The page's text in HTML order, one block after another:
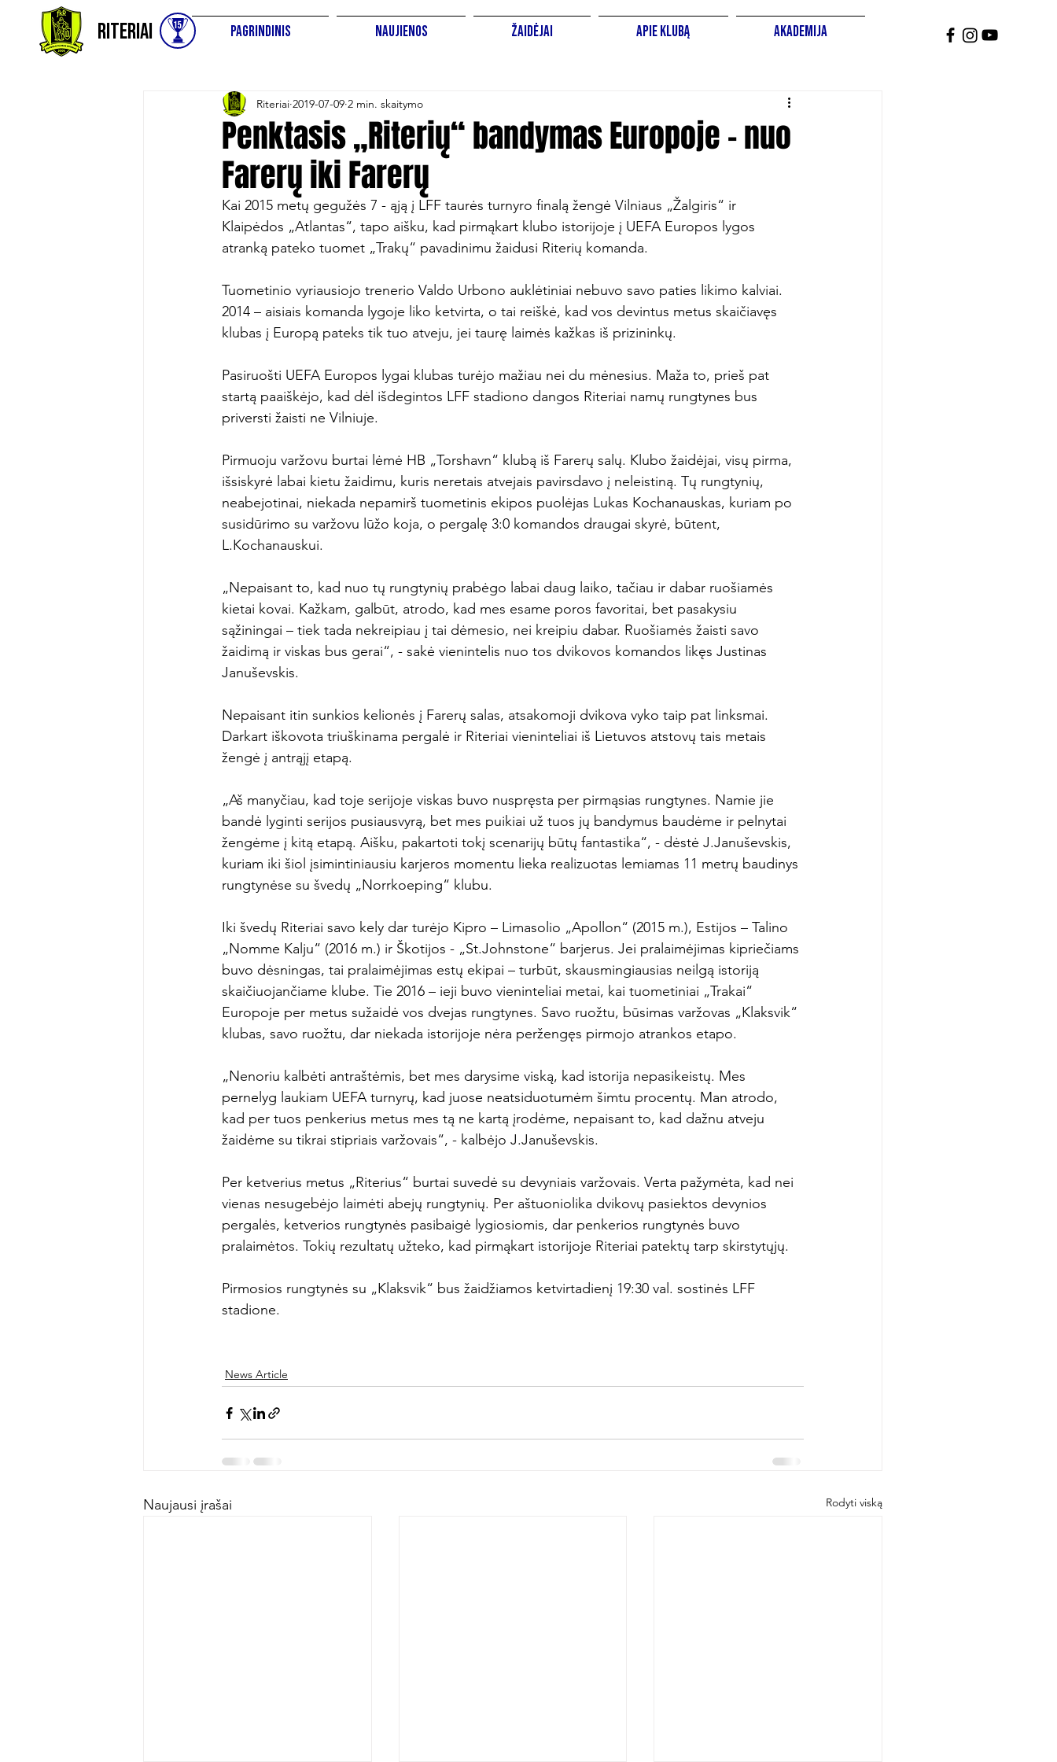
Riteriai Pagrindinis Naujienos Žaidėjai Apie Klubą Akademija
Penktasis „Riterių“ bandymas Europoje – nuo
Farerų iki Farerų
Riteriai 2019-07-09 2 min. skaitymo
Kai 2015 metų gegužės 7 - ąją į LFF taurės turnyro finalą žengė Vilniaus „Žalgiris“ ir
Klaipėdos „Atlantas“, tapo aišku, kad pirmąkart klubo istorijoje į UEFA Europos lygos
atranką pateko tuomet „Trakų“ pavadinimu žaidusi Riterių komanda.
Tuometinio vyriausiojo trenerio Valdo Urbono auklėtiniai nebuvo savo paties likimo kalviai.
2014 – aisiais komanda lygoje liko ketvirta, o tai reiškė, kad vos devintus metus skaičiavęs
klubas į Europą pateks tik tuo atveju, jei taurę laimės kažkas iš prizininkų.
Pasiruošti UEFA Europos lygai klubas turėjo mažiau nei du mėnesius. Maža to, prieš pat
startą paaiškėjo, kad dėl išdegintos LFF stadiono dangos Riteriai namų rungtynes bus
priversti žaisti ne Vilniuje.
Pirmuoju varžovu burtai lėmė HB „Torshavn“ klubą iš Farerų salų. Klubo žaidėjai, visų pirma,
išsiskyrė labai kietu žaidimu, kuris neretais atvejais pavirsdavo į neleistiną. Tų rungtynių,
neabejotinai, niekada nepamirš tuometinis ekipos puolėjas Lukas Kochanauskas, kuriam po
susidūrimo su varžovu lūžo koja, o pergalę 3:0 komandos draugai skyrė, būtent,
L.Kochanauskui.
„Nepaisant to, kad nuo tų rungtynių prabėgo labai daug laiko, tačiau ir dabar ruošiamės
kietai kovai. Kažkam, galbūt, atrodo, kad mes esame poros favoritai, bet pasakysiu
sąžiningai – tiek tada nekreipiau į tai dėmesio, nei kreipiu dabar. Ruošiamės žaisti savo
žaidimą ir viskas bus gerai“, - sakė vienintelis nuo tos dvikovos komandos likęs Justinas
Januševskis.
Nepaisant itin sunkios kelionės į Farerų salas, atsakomoji dvikova vyko taip pat linksmai.
Darkart iškovota triuškinama pergalė ir Riteriai vieninteliai iš Lietuvos atstovų tais metais
žengė į antrąjį etapą.
„Aš manyčiau, kad toje serijoje viskas buvo nuspręsta per pirmąsias rungtynes. Namie jie
bandė lyginti serijos pusiausvyrą, bet mes puikiai už tuos jų bandymus baudėme ir pelnytai
žengėme į kitą etapą. Aišku, pakartoti tokį scenarijų būtų fantastika“, - dėstė J.Januševskis,
kuriam iki šiol įsimintiniausiu karjeros momentu lieka realizuotas lemiamas 11 metrų baudinys
rungtynėse su švedų „Norrkoeping“ klubu.
Iki švedų Riteriai savo kely dar turėjo Kipro – Limasolio „Apollon“ (2015 m.), Estijos – Talino
„Nomme Kalju“ (2016 m.) ir Škotijos - „St.Johnstone“ barjerus. Jei pralaimėjimas kipriečiams
buvo dėsningas, tai pralaimėjimas estų ekipai – turbūt, skausmingiausias neilgą istoriją
skaičiuojančiame klube. Tie 2016 – ieji buvo vieninteliai metai, kai tuometiniai „Trakai“
Europoje per metus sužaidė vos dvejas rungtynes. Savo ruožtu, būsimas varžovas „Klaksvik“
klubas, savo ruožtu, dar niekada istorijoje nėra peržengęs pirmojo atrankos etapo.
„Nenoriu kalbėti antraštėmis, bet mes darysime viską, kad istorija nepasikeistų. Mes
pernelyg laukiam UEFA turnyrų, kad juose neatsiduotumėm šimtu procentų. Man atrodo,
kad per tuos penkerius metus mes tą ne kartą įrodėme, nepaisant to, kad dažnu atveju
žaidėme su tikrai stipriais varžovais“, - kalbėjo J.Januševskis.
Per ketverius metus „Riterius“ burtai suvedė su devyniais varžovais. Verta pažymėta, kad nei
vienas nesugebėjo laimėti abejų rungtynių. Per aštuoniolika dvikovų pasiektos devynios
pergalės, ketverios rungtynės pasibaigė lygiosiomis, dar penkerios rungtynės buvo
pralaimėtos. Tokių rezultatų užteko, kad pirmąkart istorijoje Riteriai patektų tarp skirstytųjų.
Pirmosios rungtynės su „Klaksvik“ bus žaidžiamos ketvirtadienį 19:30 val. sostinės LFF
stadione.
News Article
Naujausi įrašai Rodyti viską